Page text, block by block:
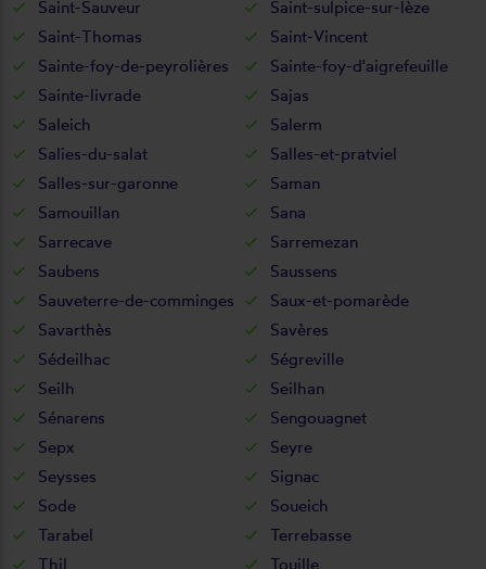
Saint-Sauveur
Saint-sulpice-sur-lèze
Saint-Thomas
Saint-Vincent
Sainte-foy-de-peyrolières
Sainte-foy-d'aigrefeuille
Sainte-livrade
Sajas
Saleich
Salerm
Salies-du-salat
Salles-et-pratviel
Salles-sur-garonne
Saman
Samouillan
Sana
Sarrecave
Sarremezan
Saubens
Saussens
Sauveterre-de-comminges
Saux-et-pomarède
Savarthès
Savères
Sédeilhac
Ségreville
Seilh
Seilhan
Sénarens
Sengouagnet
Sepx
Seyre
Seysses
Signac
Sode
Soueich
Tarabel
Terrebasse
Thil
Touille